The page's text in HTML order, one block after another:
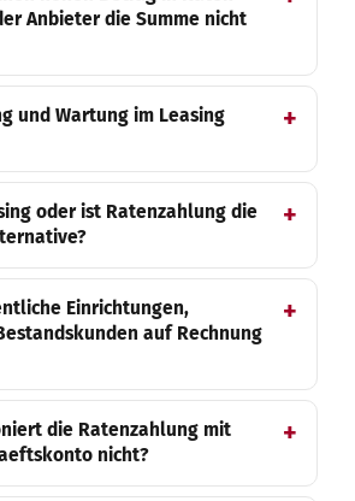
Anbieter die Summe nicht
und Wartung im Leasing
oder ist Ratenzahlung die
Einrichtungen,
auf Rechnung
die Ratenzahlung mit
nicht?